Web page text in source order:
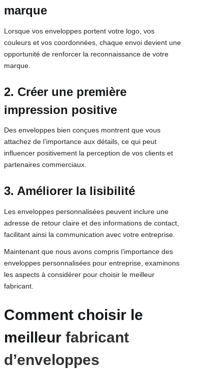
marque
Lorsque vos enveloppes portent votre logo, vos
couleurs et vos coordonnées, chaque envoi devient une
opportunité de renforcer la reconnaissance de votre
marque.
2. Créer une première
impression positive
Des enveloppes bien conçues montrent que vous
attachez de l’importance aux détails, ce qui peut
influencer positivement la perception de vos clients et
partenaires commerciaux.
3. Améliorer la lisibilité
Les enveloppes personnalisées peuvent inclure une
adresse de retour claire et des informations de contact,
facilitant ainsi la communication avec votre entreprise.
Maintenant que nous avons compris l’importance des
enveloppes personnalisées pour entreprise, examinons
les aspects à considérer pour choisir le meilleur
fabricant.
Comment choisir le
meilleur fabricant
d’enveloppes